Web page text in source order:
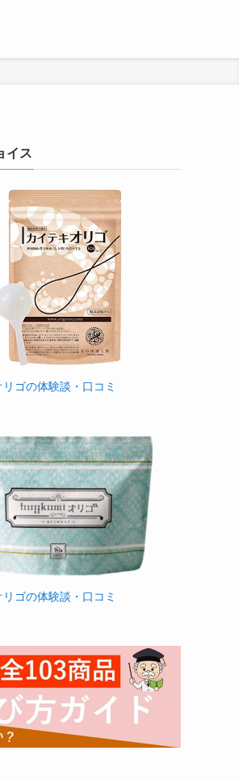
イス
リゴの体験談・口コミ
リゴの体験談・口コミ